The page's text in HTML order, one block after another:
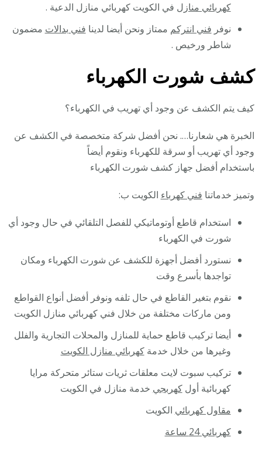
كهربائي منازل في الكويت كهربائي منازل الدعية .
نوفر فني انتركم ممتاز ونحن أيضا لدينا فني بدالات مضمون
شاطر ورخيص .
كشف شورت الكهرباء
كيف يتم الكشف عن وجود أي تهريب في الكهرباء؟
الخبرة هي شعارنا…. نحن أفضل شركة متخصصة في الكشف عن
وجود أي تهريب أو سرقة للكهرباء ونقوم أيضاً
باستخدام أفضل جهاز كشف شورت الكهرباء
وتميز خدماتنا فني كهرباء الكويت ب:
استخدام قاطع أوتوماتيكي للفصل التلقائي في حال وجود أي
شورت في الكهرباء
نستورد أفضل أجهزة للكشف عن شورت الكهرباء ومكان
تواجدها بأسرع وقت
نقوم بتغير القاطع في حال تلفه ونوفر أفضل أنواع القواطع
ومن ماركات مختلفة من خلال فني كهربائي منازل الكويت
أيضا تركيب قاطع حماية للمنازل والمحلات التجارية والفلل
وغيرها من خلال خدمةكهربائي منازل الكويت
تركيب سبوت لايت معلقات ثريات ستائر متحركة مرايا
كهربائية أولكهربجي خدمة منازل في الكويت
مقاول كهربائي الكويت
كهربائي 24 ساعة